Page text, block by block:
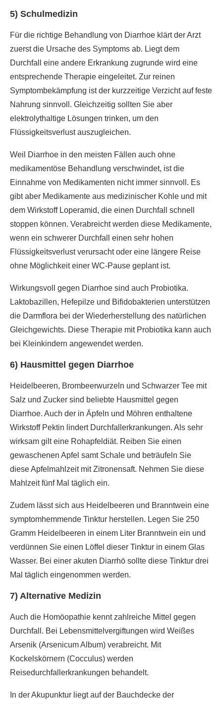
5) Schulmedizin
Für die richtige Behandlung von Diarrhoe klärt der Arzt
zuerst die Ursache des Symptoms ab. Liegt dem
Durchfall eine andere Erkrankung zugrunde wird eine
entsprechende Therapie eingeleitet. Zur reinen
Symptombekämpfung ist der kurzzeitige Verzicht auf feste
Nahrung sinnvoll. Gleichzeitig sollten Sie aber
elektrolythaltige Lösungen trinken, um den
Flüssigkeitsverlust auszugleichen.
Weil Diarrhoe in den meisten Fällen auch ohne
medikamentöse Behandlung verschwindet, ist die
Einnahme von Medikamenten nicht immer sinnvoll. Es
gibt aber Medikamente aus medizinischer Kohle und mit
dem Wirkstoff Loperamid, die einen Durchfall schnell
stoppen können. Verabreicht werden diese Medikamente,
wenn ein schwerer Durchfall einen sehr hohen
Flüssigkeitsverlust verursacht oder eine längere Reise
ohne Möglichkeit einer WC-Pause geplant ist.
Wirkungsvoll gegen Diarrhoe sind auch Probiotika.
Laktobazillen, Hefepilze und Bifidobakterien unterstützen
die Darmflora bei der Wiederherstellung des natürlichen
Gleichgewichts. Diese Therapie mit Probiotika kann auch
bei Kleinkindern angewendet werden.
6) Hausmittel gegen Diarrhoe
Heidelbeeren, Brombeerwurzeln und Schwarzer Tee mit
Salz und Zucker sind beliebte Hausmittel gegen
Diarrhoe. Auch der in Äpfeln und Möhren enthaltene
Wirkstoff Pektin lindert Durchfallerkrankungen. Als sehr
wirksam gilt eine Rohapfeldiät. Reiben Sie einen
gewaschenen Apfel samt Schale und beträufeln Sie
diese Apfelmahlzeit mit Zitronensaft. Nehmen Sie diese
Mahlzeit fünf Mal täglich ein.
Zudem lässt sich aus Heidelbeeren und Branntwein eine
symptomhemmende Tinktur herstellen. Legen Sie 250
Gramm Heidelbeeren in einem Liter Branntwein ein und
verdünnen Sie einen Löffel dieser Tinktur in einem Glas
Wasser. Bei einer akuten Diarrhö sollte diese Tinktur drei
Mal täglich eingenommen werden.
7) Alternative Medizin
Auch die Homöopathie kennt zahlreiche Mittel gegen
Durchfall. Bei Lebensmittelvergiftungen wird Weißes
Arsenik (Arsenicum Album) verabreicht. Mit
Kockelskörnern (Cocculus) werden
Reisedurchfallerkrankungen behandelt.
In der Akupunktur liegt auf der Bauchdecke der